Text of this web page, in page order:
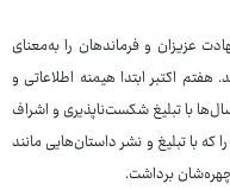
عزیزان و فرماندهان را به‌معنای
اکتبر ابتدا هیمنه اطلاعاتی و
با تبلیغ شکست‌ناپذیری و اشراف
با تبلیغ و نشر داستان‌هایی مانند
برداشت.